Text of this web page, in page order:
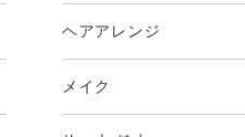
ヘアアレンジ
メイク